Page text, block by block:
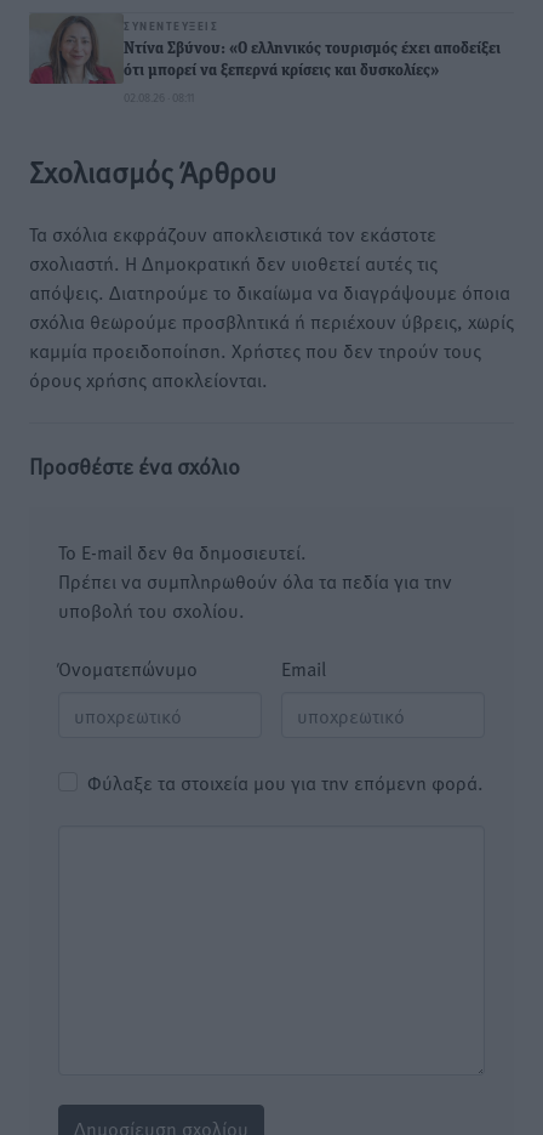
ΣΥΝΕΝΤΕΎΞΕΙΣ
Ντίνα Σβύνου: «Ο ελληνικός τουρισμός έχει αποδείξει
ότι μπορεί να ξεπερνά κρίσεις και δυσκολίες»
02.08.26 · 08:11
Σχολιασμός Άρθρου
Τα σχόλια εκφράζουν αποκλειστικά τον εκάστοτε
σχολιαστή. Η Δημοκρατική δεν υιοθετεί αυτές τις
απόψεις. Διατηρούμε το δικαίωμα να διαγράψουμε όποια
σχόλια θεωρούμε προσβλητικά ή περιέχουν ύβρεις, χωρίς
καμμία προειδοποίηση. Χρήστες που δεν τηρούν τους
όρους χρήσης αποκλείονται.
Προσθέστε ένα σχόλιο
Το E-mail δεν θα δημοσιευτεί.
Πρέπει να συμπληρωθούν όλα τα πεδία για την
υποβολή του σχολίου.
Όνοματεπώνυμο Email
Φύλαξε τα στοιχεία μου για την επόμενη φορά.